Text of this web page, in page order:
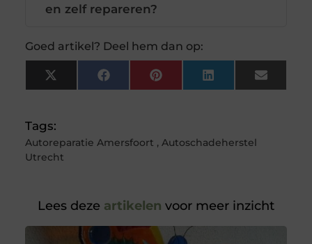
en zelf repareren?
Goed artikel? Deel hem dan op:
X
(Twitter)
FacebookPinterestLinkedInEmail
Tags:
Autoreparatie Amersfoort , Autoschadeherstel
Utrecht
Lees deze artikelen voor meer inzicht